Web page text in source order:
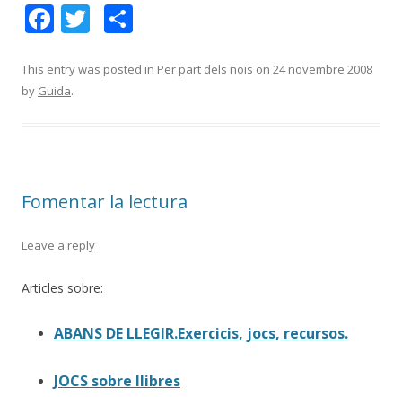
F
e
b
k
T
itt m
ix
This entry was posted in Per part dels nois on 24 novembre 2008
by Guida.
Fomentar la lectura
Leave a reply
Articles sobre:
ABANS DE LLEGIR.Exercicis, jocs, recursos.
JOCS sobre llibres